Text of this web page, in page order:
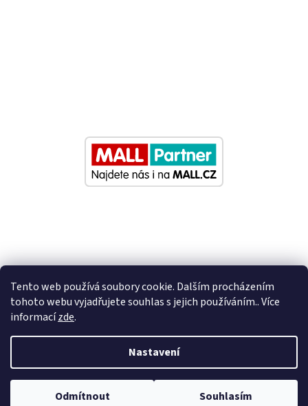
Tento web používá soubory cookie. Dalším procházením
tohoto webu vyjadřujete souhlas s jejich používáním.. Více
informacízde.
Nastavení
Odmítnout Souhlasím
Nastavil tým EshopyUmíme.cz
Copyright 2026Eurosedacky.cz . Všechna práva vyhrazena.